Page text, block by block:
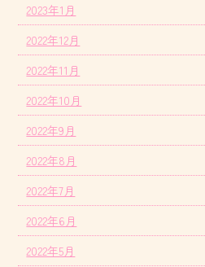
2023年1月
2022年12月
2022年11月
2022年10月
2022年9月
2022年8月
2022年7月
2022年6月
2022年5月